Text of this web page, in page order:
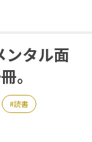
ンタル面
。
読書